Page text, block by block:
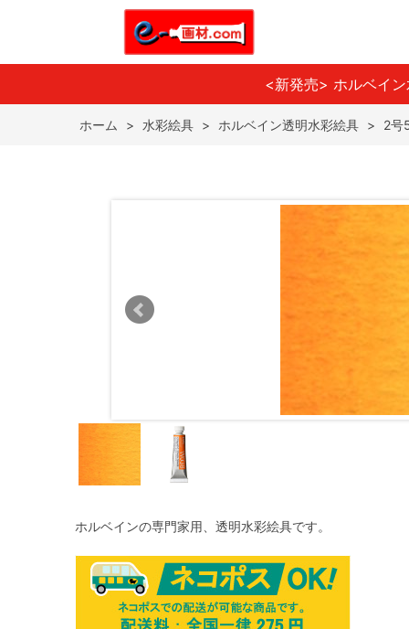
<新発売> ホルベイ
ホーム > 水彩絵具 > ホルベイン透明水彩絵具 > 2号
ホルベインの専門家用、透明水彩絵具です。